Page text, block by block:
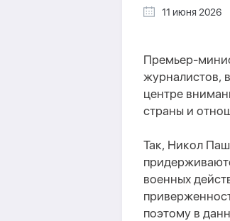
11 июня 2026
Премьер-
журналистов,
центре
страны и
Так, Никол
военных
поэтому в